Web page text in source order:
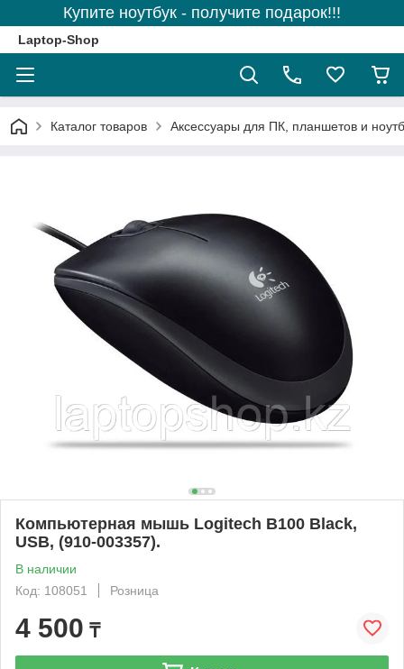
Купите ноутбук - получите подарок!!!
Laptop-Shop
Каталог товаров Аксессуары для ПК, планшетов и
Компьютерная мышь Logitech B100 Black,
USB, (910-003357).
В наличии
Код: 108051
Розница
4 500 ₸